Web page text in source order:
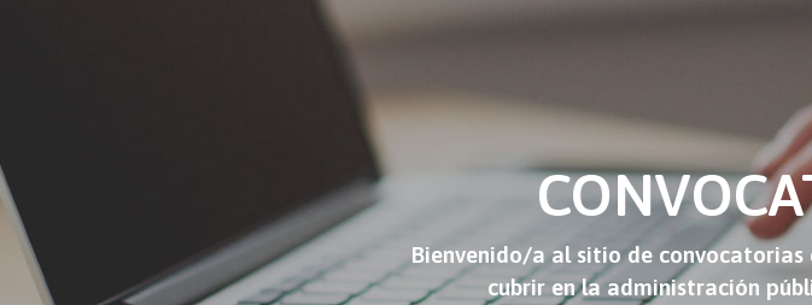
Bienvenido/a al sitio de
cubrir en la administración